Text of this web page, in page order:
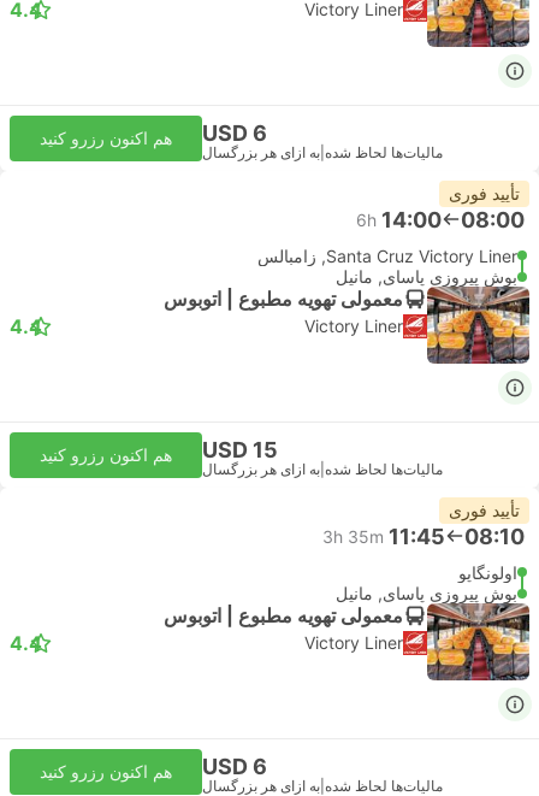
Victory Liner
4.4
USD 6
مالیات‌ها لحاظ شده به ازای هر بزرگسال
هم اکنون رزرو کنید
تأیید فوری
08:00
14:00
6h
Santa Cruz Victory Liner, زامبالس
بوش پیروزی پاسای, مانیل
معمولی تهویه مطبوع | اتوبوس
Victory Liner
4.4
USD 15
مالیات‌ها لحاظ شده به ازای هر بزرگسال
هم اکنون رزرو کنید
تأیید فوری
08:10
11:45
3h 35m
اولونگاپو
بوش پیروزی پاسای, مانیل
معمولی تهویه مطبوع | اتوبوس
Victory Liner
4.4
USD 6
مالیات‌ها لحاظ شده به ازای هر بزرگسال
هم اکنون رزرو کنید